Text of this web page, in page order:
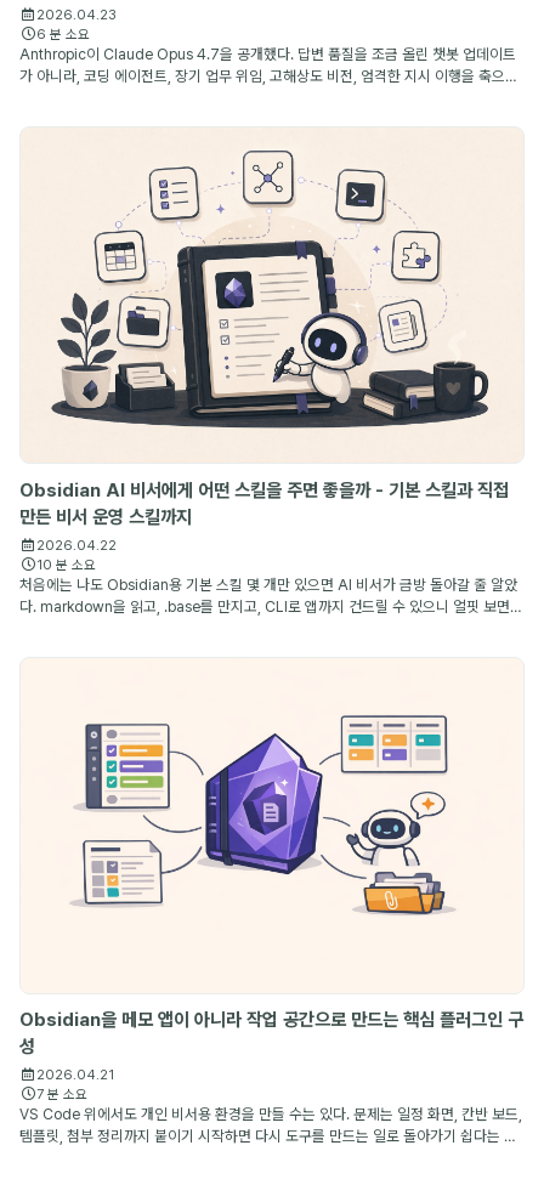
2026.04.23
6 분 소요
Anthropic이 Claude Opus 4.7을 공개했다. 답변 품질을 조금 올린 챗봇 업데이트
가 아니라, 코딩 에이전트, 장기 업무 위임, 고해상도 비전, 엄격한 지시 이행을 축으로
Obsidian AI 비서에게 어떤 스킬을 주면 좋을까 - 기본 스킬과 직접
만든 비서 운영 스킬까지
2026.04.22
10 분 소요
처음에는 나도 Obsidian용 기본 스킬 몇 개만 있으면 AI 비서가 금방 돌아갈 줄 알았
다. markdown을 읽고, .base를 만지고, CLI로 앱까지 건드릴 수 있으니 얼핏 보면
Obsidian을 메모 앱이 아니라 작업 공간으로 만드는 핵심 플러그인 구
성
2026.04.21
7 분 소요
VS Code 위에서도 개인 비서용 환경을 만들 수는 있다. 문제는 일정 화면, 칸반 보드,
템플릿, 첨부 정리까지 붙이기 시작하면 다시 도구를 만드는 일로 돌아가기 쉽다는 점